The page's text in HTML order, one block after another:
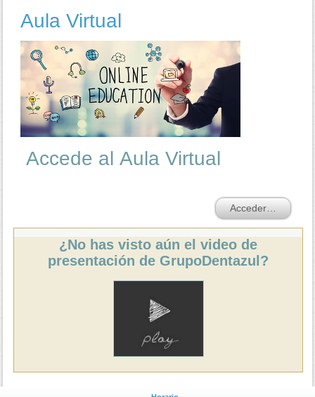
Aula Virtual
Accede al Aula Virtual
Acceder…
¿No has visto aún el video de
presentación de GrupoDentazul?